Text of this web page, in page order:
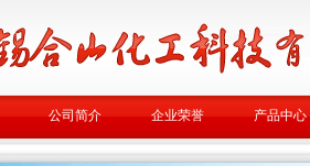
公司简介 企业荣誉 产品中心